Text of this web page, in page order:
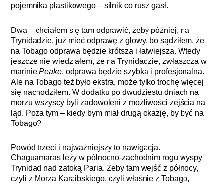
pojemnika plastikowego – silnik co rusz gasł.
Dwa – chciałem się tam odprawić, żeby później, na
Trynidadzie, już mieć odprawę z głowy, bo sądziłem, że
na Tobago odprawa będzie krótsza i łatwiejsza. Wtedy
jeszcze nie wiedziałem, że na Trynidadzie, zwłaszcza w
mariniePeake, odprawa będzie szybka i profesjonalna.
Ale na Tobago też było ekstra, może tylko trochę więcej
się nachodziłem. W dodatku po dwudziestu dniach na
morzu wszyscy byli zadowoleni z możliwości zejścia na
ląd. Poza tym – kiedy bym miał drugą okazję, by być na
Tobago?
Powód trzeci i najważniejszy to nawigacja.
Chaguamaras leży w północno-zachodnim rogu wyspy
Trynidad nad zatoką Paria. Żeby tam wejść z północy,
czyli z Morza Karaibskiego, czyli właśnie z Tobago,